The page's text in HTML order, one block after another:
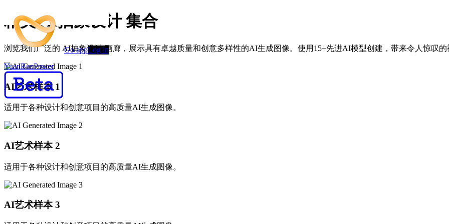
YuanBaoPower
Go appLog in
精美 AI抽象设计 集合
浏览我们广泛的 AI抽象设计 画廊，展示具有卓越质量和创意多样性的AI生成图像。使用15+先进AI模型创建，带来令人惊叹的
AI艺术样本 1
适用于各种设计和创意项目的高质量AI生成图像。
AI艺术样本 2
适用于各种设计和创意项目的高质量AI生成图像。
AI艺术样本 3